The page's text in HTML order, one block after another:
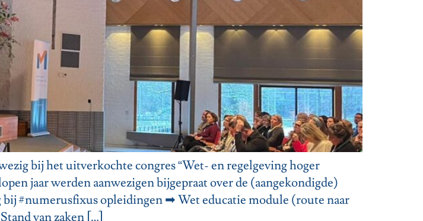
bij het uitverkochte congres “Wet- en regelgeving hoger
jaar werden aanwezigen bijgepraat over de (aangekondigde)
#numerusfixus opleidingen ➡ Wet educatie module (route naar
van zaken […]